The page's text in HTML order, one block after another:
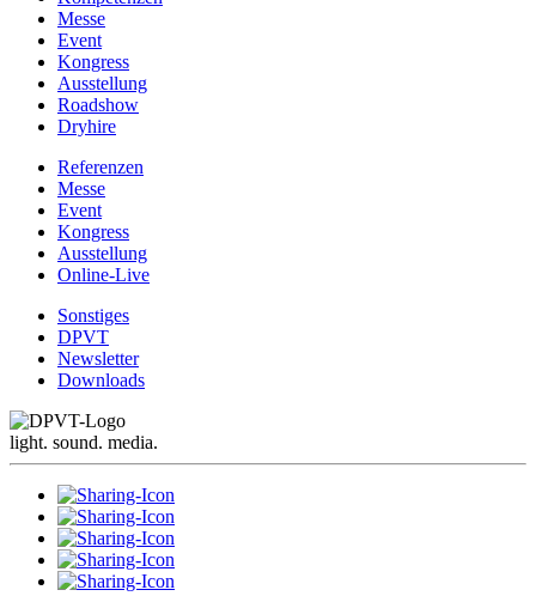
Messe
Event
Kongress
Ausstellung
Roadshow
Dryhire
Referenzen
Messe
Event
Kongress
Ausstellung
Online-Live
Sonstiges
DPVT
Newsletter
Downloads
light. sound. media.